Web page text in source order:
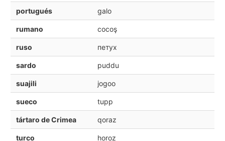
portugués galo
rumano cocoş
ruso петух
sardo puddu
suajili jogoo
sueco tupp
tártaro de Crimea qoraz
turco horoz